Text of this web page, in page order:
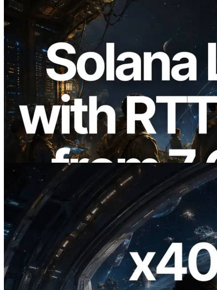
2026.08.05
ERPC étend l’API Solana Leader Slot
avec la mesure du ping depuis 7 régions
du monde — l’API Validators
Information est également lancée
2026.07.04